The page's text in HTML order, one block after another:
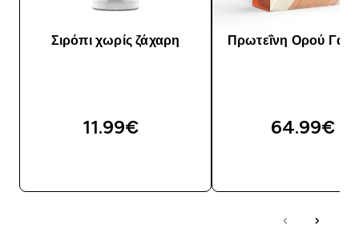
Σιρόπι χωρίς ζάχαρη
11.99€‎
Πρωτεΐνη Ορού
64.99€‎